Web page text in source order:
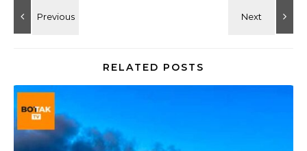
RELATED POSTS